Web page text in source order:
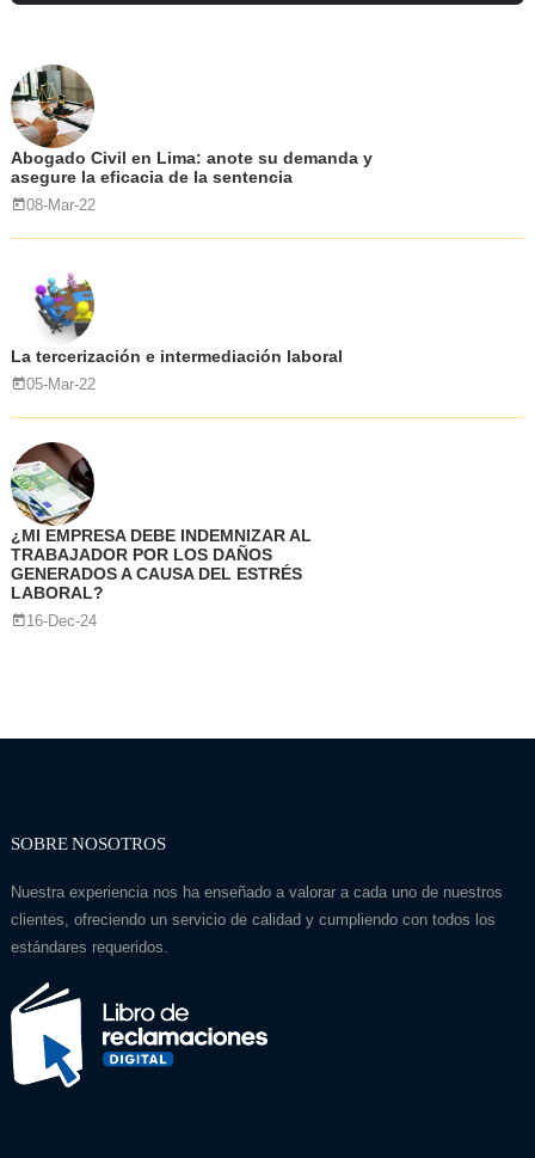
Abogado Civil en Lima: anote su demanda y
asegure la eficacia de la sentencia
08-Mar-22
La tercerización e intermediación laboral
05-Mar-22
¿MI EMPRESA DEBE INDEMNIZAR AL
TRABAJADOR POR LOS DAÑOS
GENERADOS A CAUSA DEL ESTRÉS
LABORAL?
16-Dec-24
SOBRE NOSOTROS
Nuestra experiencia nos ha enseñado a valorar a cada uno de nuestros
clientes, ofreciendo un servicio de calidad y cumpliendo con todos los
estándares requeridos.